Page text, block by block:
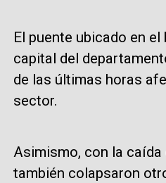
El puente ubicado en
capital del
de las últimas horas
sector.
Asimismo, con la
también colapsaron